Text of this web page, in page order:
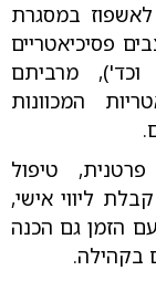
במסגרת
פסיכיאטריים
וכד'), מרביתם
המכוונות
טיפול
ליווי אישי,
הזמן גם הכנה
בקהילה.